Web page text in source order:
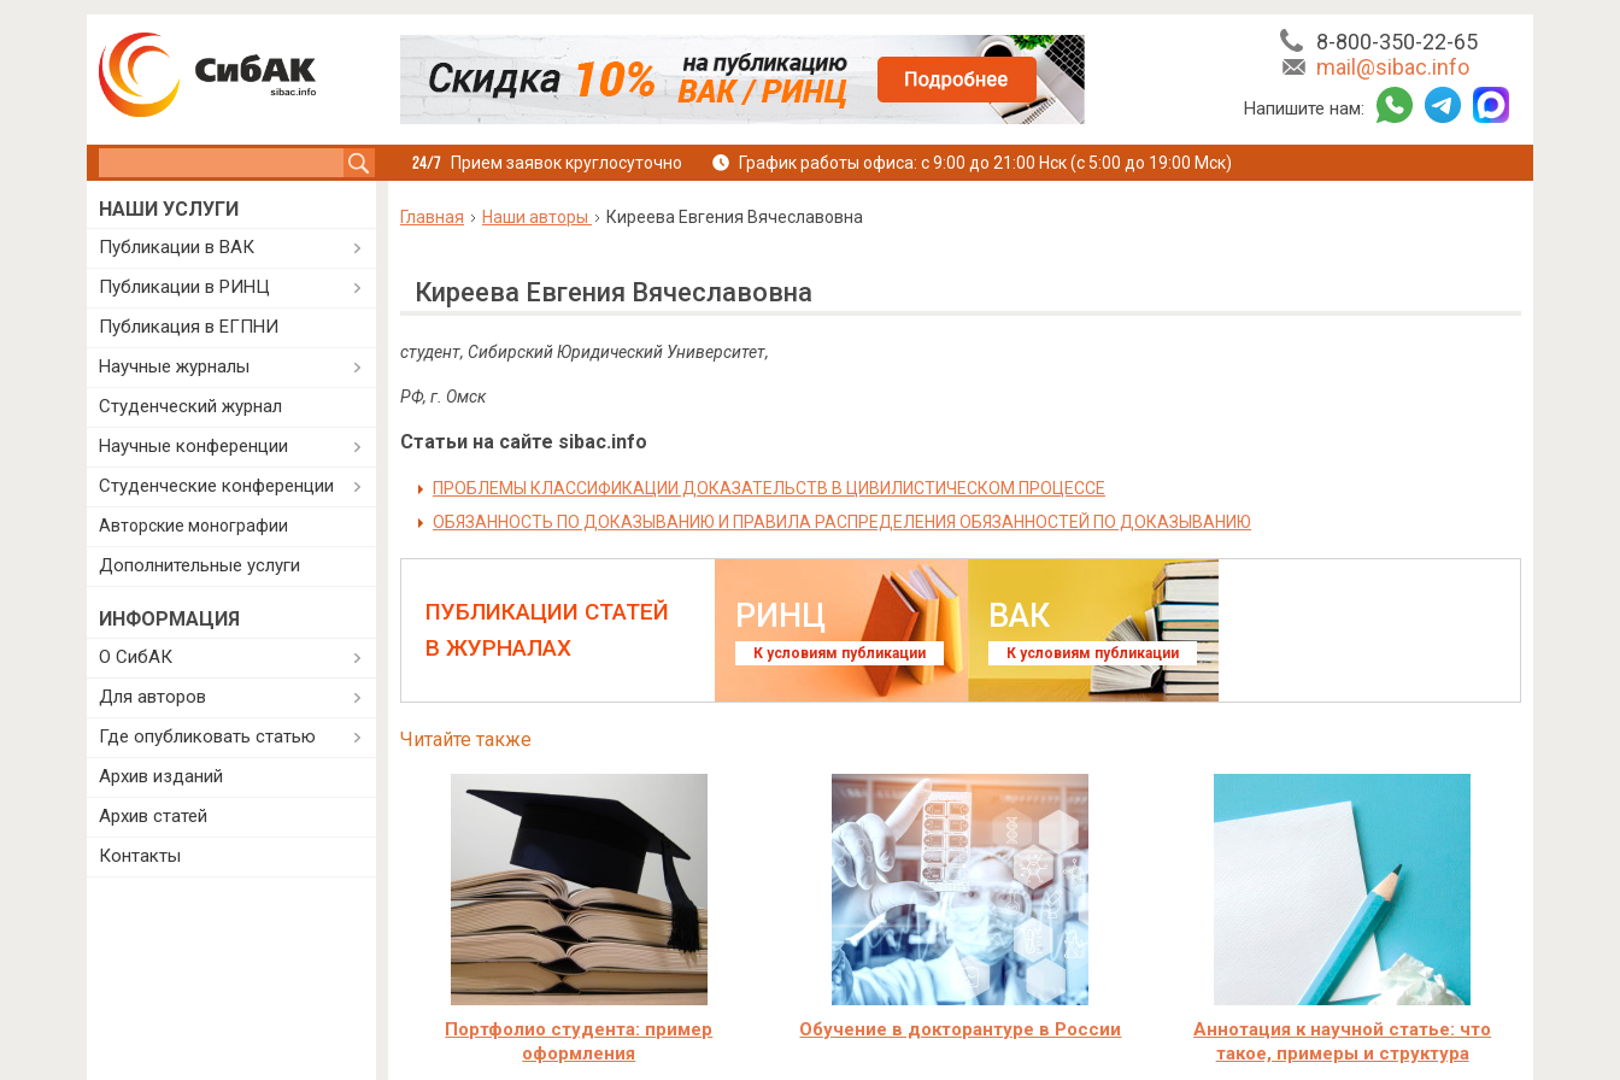
8-800-350-22-65
mail@sibac.info
Напишите нам:
Прием заявок круглосуточно График работы офиса: с 9:00 до 21:00 Нск (с 5:00 до 19:00 Мск)
Главная Наши авторы Киреева Евгения Вячеславовна
Киреева Евгения Вячеславовна
студент, Сибирский Юридический Университет,
РФ, г. Омск
Статьи на сайте sibac.info
ПРОБЛЕМЫ КЛАССИФИКАЦИИ ДОКАЗАТЕЛЬСТВ В ЦИВИЛИСТИЧЕСКОМ ПРОЦЕССЕ
ОБЯЗАННОСТЬ ПО ДОКАЗЫВАНИЮ И ПРАВИЛА РАСПРЕДЕЛЕНИЯ ОБЯЗАННОСТЕЙ ПО ДОКАЗЫВАНИЮ
ПУБЛИКАЦИИ СТАТЕЙ
В ЖУРНАЛАХ
РИНЦ
К условиям публикации
ВАК
К условиям публикации
Читайте также
Портфолио студента: пример
оформления
Обучение в докторантуре в России
Аннотация к научной статье: что
такое, примеры и структура
НАШИ УСЛУГИ
Публикации в ВАК
Публикации в РИНЦ
Публикация в ЕГПНИ
Научные журналы
Студенческий журнал
Научные конференции
Студенческие конференции
Авторские монографии
Дополнительные услуги
ИНФОРМАЦИЯ
О СибАК
Для авторов
Где опубликовать статью
Архив изданий
Архив статей
Контакты